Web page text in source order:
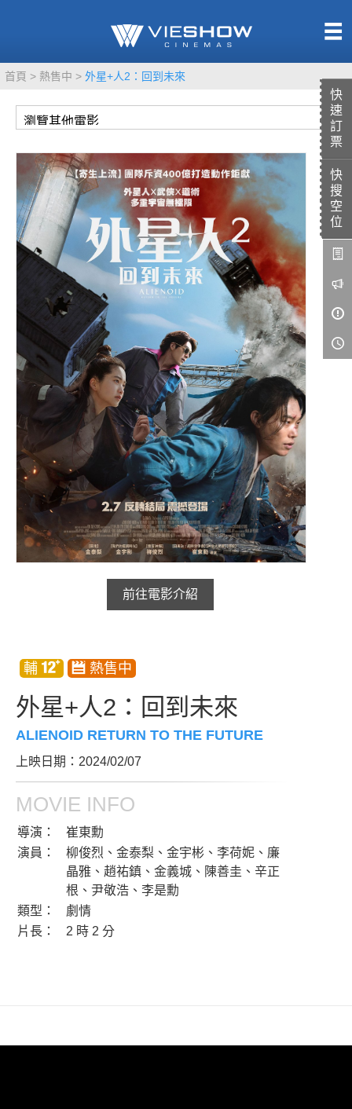
快
速
訂
票
快
搜
空
位
首頁 熱售中 外星+人2：回到未來
前往電影介紹
外星+人2：回到未來
ALIENOID RETURN TO THE FUTURE
上映日期：2024/02/07
MOVIE INFO
導演：
崔東勳
演員：
柳俊烈、金泰梨、金宇彬、李荷妮、廉
晶雅、趙祐鎮、金義城、陳善圭、辛正
根、尹敬浩、李是勳
類型：
劇情
片長：
2 時 2 分
TITAN SCREEN
MUCROWN
IMAX
4DX
VR 演唱會
GOLD CLASS
AD口述影像
LIVE演唱會
影城餐飲
UNICORN
影城公告
影城活動
中獎名單
合作夥伴
商家介紹
加入iShow
會員活動
會員Q&A